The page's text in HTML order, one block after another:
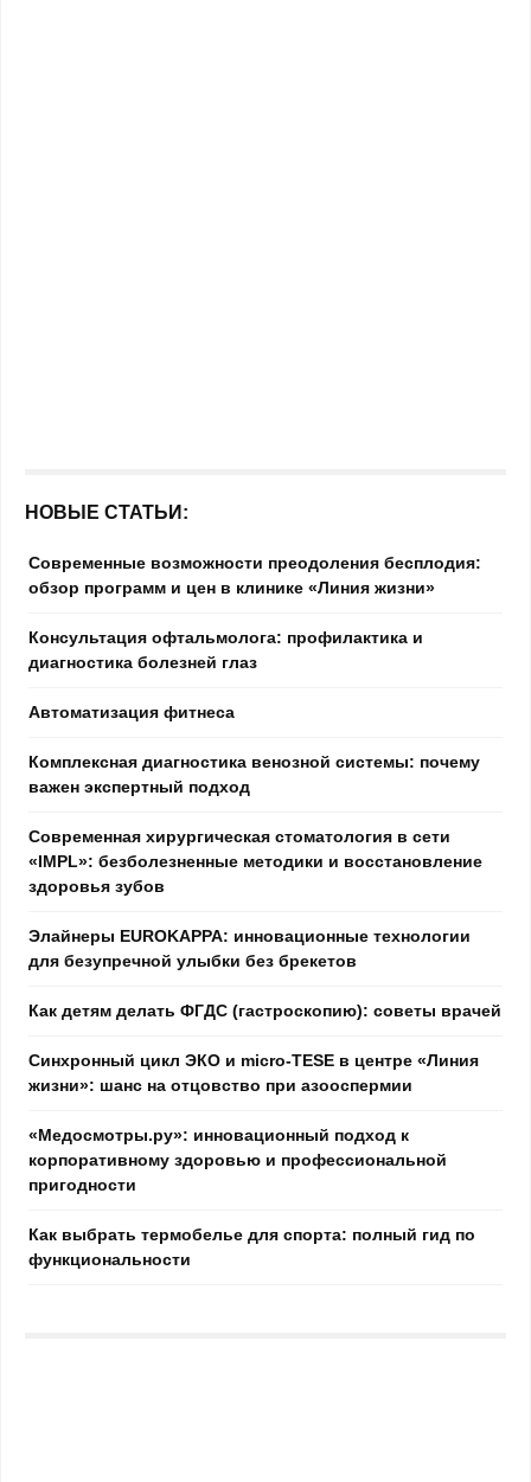
НОВЫЕ СТАТЬИ:
Современные возможности преодоления бесплодия:
обзор программ и цен в клинике «Линия жизни»
Консультация офтальмолога: профилактика и
диагностика болезней глаз
Автоматизация фитнеса
Комплексная диагностика венозной системы: почему
важен экспертный подход
Современная хирургическая стоматология в сети
«IMPL»: безболезненные методики и восстановление
здоровья зубов
Элайнеры EUROKAPPA: инновационные технологии
для безупречной улыбки без брекетов
Как детям делать ФГДС (гастроскопию): советы врачей
Синхронный цикл ЭКО и micro-TESE в центре «Линия
жизни»: шанс на отцовство при азооспермии
«Медосмотры.ру»: инновационный подход к
корпоративному здоровью и профессиональной
пригодности
Как выбрать термобелье для спорта: полный гид по
функциональности